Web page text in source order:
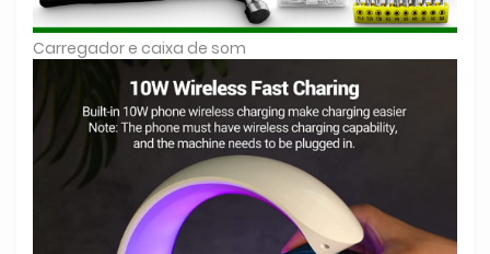
Carregador e caixa de som